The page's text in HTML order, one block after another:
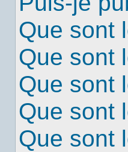
Que sont
Que sont
Que sont
Que sont
Que sont